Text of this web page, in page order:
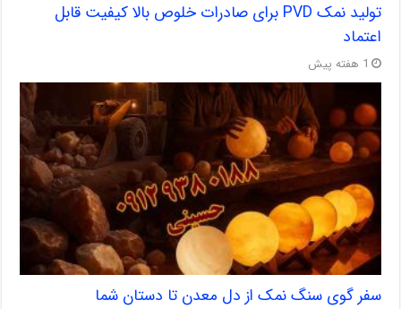
تولید نمک PVD برای صادرات خلوص بالا کیفیت قابل
اعتماد
1 هفته پیش
سفر گوی سنگ نمک از دل معدن تا دستان شما